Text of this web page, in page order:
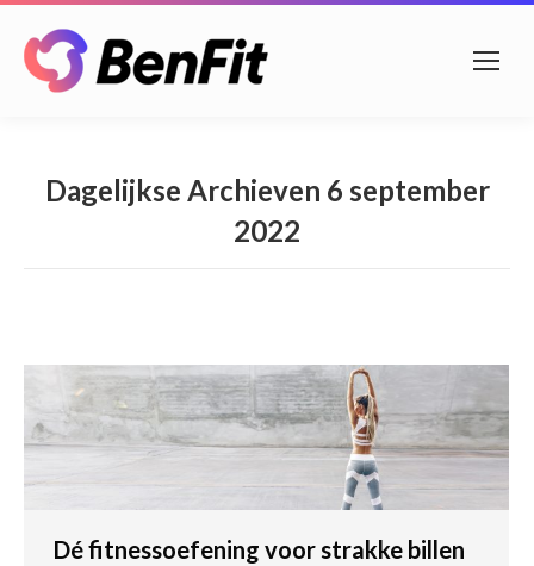
Dagelijkse Archieven 6 september
2022
Dé fitnessoefening voor strakke billen